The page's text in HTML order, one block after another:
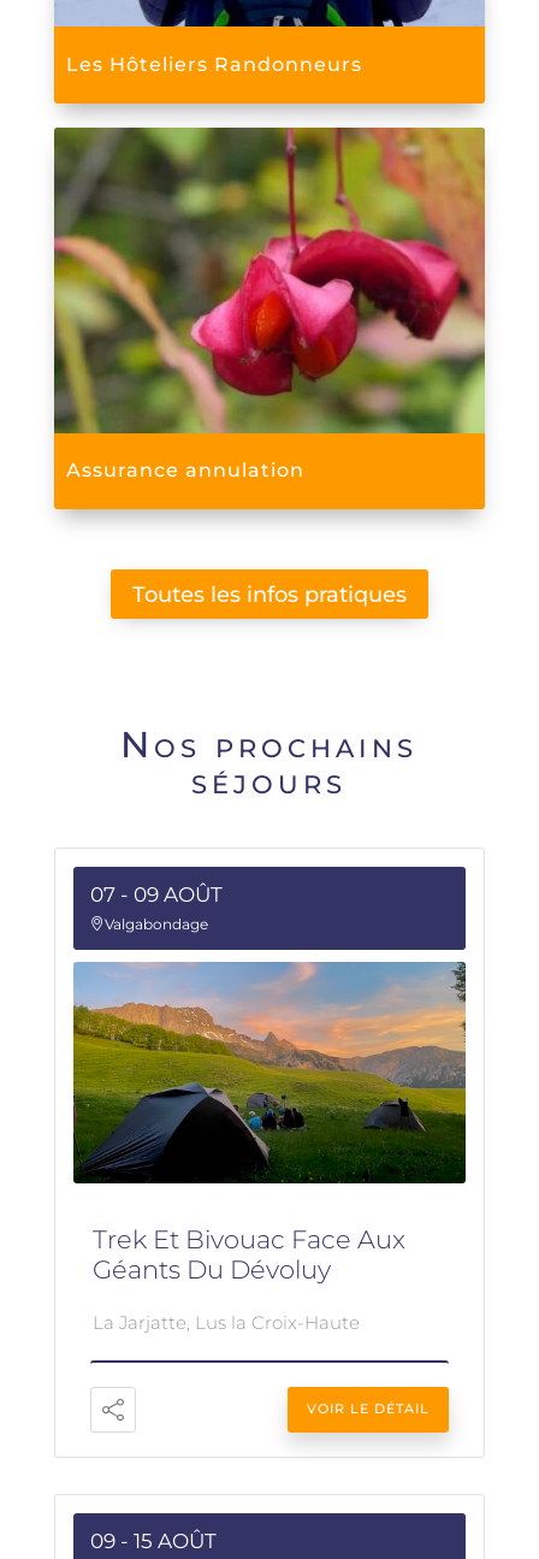
Les Hôteliers Randonneurs
Assurance annulation
Toutes les infos pratiques
Nos prochains
séjours
07 - 09 AOÛT
Valgabondage
Trek Et Bivouac Face Aux
Géants Du Dévoluy
La Jarjatte, Lus la Croix-Haute
VOIR LE DÉTAIL
09 - 15 AOÛT